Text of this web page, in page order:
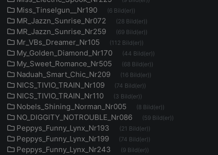
Miss_Tinselgun__Nr190 (6 Bild(er))
MR_Jazzn_Sunrise_Nr072 (28 Bild(er))
MR_Jazzn_Sunrise_Nr259 (69 Bild(er))
Mr_VBs_Dreamer_Nr105 (112 Bild(er))
My_Golden_Diamond_Nr170 (44 Bild(er))
My_Sweet_Romance_Nr505 (68 Bild(er))
Naduah_Smart_Chic_Nr209 (16 Bild(er))
NICS_TIVIO_TRAIN_Nr109 (74 Bild(er))
NICS_TIVIO_TRAIN_Nr110 (3 Bild(er))
Nobels_Shining_Norman_Nr005 (8 Bild(er))
NO_DIGGITY_NOTROUBLE_Nr086 (59 Bild(er))
Peppys_Funny_Lynx_Nr193 (21 Bild(er))
Peppys_Funny_Lynx_Nr199 (74 Bild(er))
Peppys_Funny_Lynx_Nr243 (9 Bild(er))